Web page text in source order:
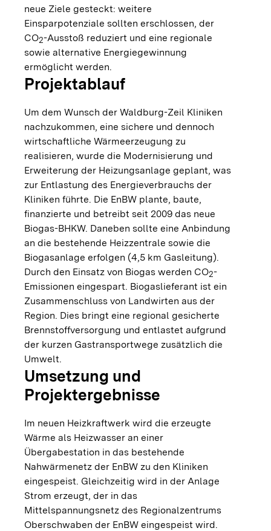
neue Ziele gesteckt: weitere
Einsparpotenziale sollten erschlossen, der
CO2-Ausstoß reduziert und eine regionale
sowie alternative Energiegewinnung
ermöglicht werden.
Projektablauf
Um dem Wunsch der Waldburg-Zeil Kliniken
nachzukommen, eine sichere und dennoch
wirtschaftliche Wärmeerzeugung zu
realisieren, wurde die Modernisierung und
Erweiterung der Heizungsanlage geplant, was
zur Entlastung des Energieverbrauchs der
Kliniken führte. Die EnBW plante, baute,
finanzierte und betreibt seit 2009 das neue
Biogas-BHKW. Daneben sollte eine Anbindung
an die bestehende Heizzentrale sowie die
Biogasanlage erfolgen (4,5 km Gasleitung).
Durch den Einsatz von Biogas werden CO2-
Emissionen eingespart. Biogaslieferant ist ein
Zusammenschluss von Landwirten aus der
Region. Dies bringt eine regional gesicherte
Brennstoffversorgung und entlastet aufgrund
der kurzen Gastransportwege zusätzlich die
Umwelt.
Umsetzung und
Projektergebnisse
Im neuen Heizkraftwerk wird die erzeugte
Wärme als Heizwasser an einer
Übergabestation in das bestehende
Nahwärmenetz der EnBW zu den Kliniken
eingespeist. Gleichzeitig wird in der Anlage
Strom erzeugt, der in das
Mittelspannungsnetz des Regionalzentrums
Oberschwaben der EnBW eingespeist wird.